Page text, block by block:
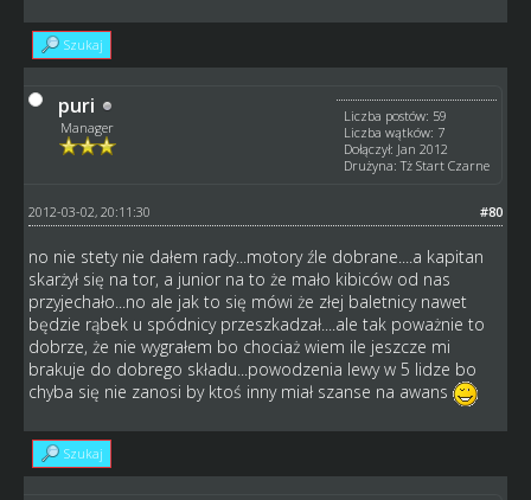
Szukaj
puri
Manager
Liczba postów: 59
Liczba wątków: 7
Dołączył: Jan 2012
Drużyna: Tż Start Czarne
#80
2012-03-02, 20:11:30
no nie stety nie dałem rady...motory źle dobrane....a kapitan
skarżył się na tor, a junior na to że mało kibiców od nas
przyjechało...no ale jak to się mówi że złej baletnicy nawet
będzie rąbek u spódnicy przeszkadzał....ale tak poważnie to
dobrze, że nie wygrałem bo chociaż wiem ile jeszcze mi
brakuje do dobrego składu...powodzenia lewy w 5 lidze bo
chyba się nie zanosi by ktoś inny miał szanse na awans
Szukaj